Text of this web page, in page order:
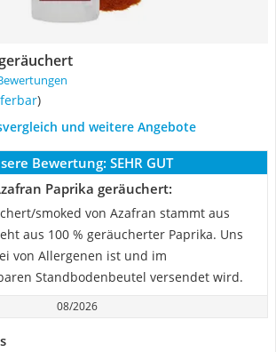
)
und weitere Angebote
Bewertung: SEHR GUT
Paprika geräuchert:
smoked von Azafran stammt aus
aus 100 % geräucherter Paprika. Uns
von Allergenen ist und im
Standbodenbeutel versendet wird.
08/2026